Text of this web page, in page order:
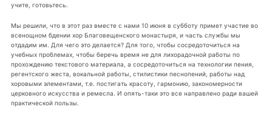
учите, готовьтесь.
Мы решили, что в этот раз вместе с нами 10 июня в субботу примет участие во
всенощном бдении хор Благовещенского монастыря, и часть службы мы
отдадим им. Для чего это делается? Для того, чтобы сосредоточиться на
учебных проблемах, чтобы беречь время не для лихорадочной работы по
прохождению текстового материала, а сосредоточиться на технологии пения,
регентского жеста, вокальной работы, стилистики песнопений, работы над
хоровыми элементами, т.е. постигать красоту, гармонию, закономерности
церковного искусства и ремесла. И опять-таки это все направлено ради вашей
практической пользы.